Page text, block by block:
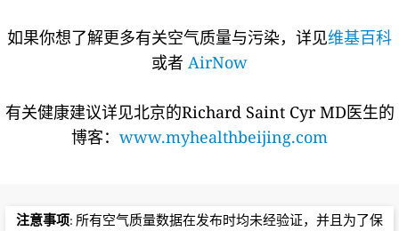
如果你想了解更多有关空气质量与污染，详见维基百科
或者 AirNow
有关健康建议详见北京的Richard Saint Cyr MD医生的
博客： www.myhealthbeijing.com
注意事项: 所有空气质量数据在发布时均未经验证，并且为了保